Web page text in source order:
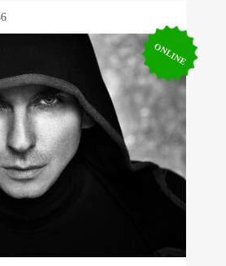
ONLINE
Marty
jít k samé podstatě problému.
je Tarot, neboť v sobě snoubí
nauk od astrologie, přes
kabalu. Není však problém
jiných metodách. Nabízím
o to naučit se správně hodit